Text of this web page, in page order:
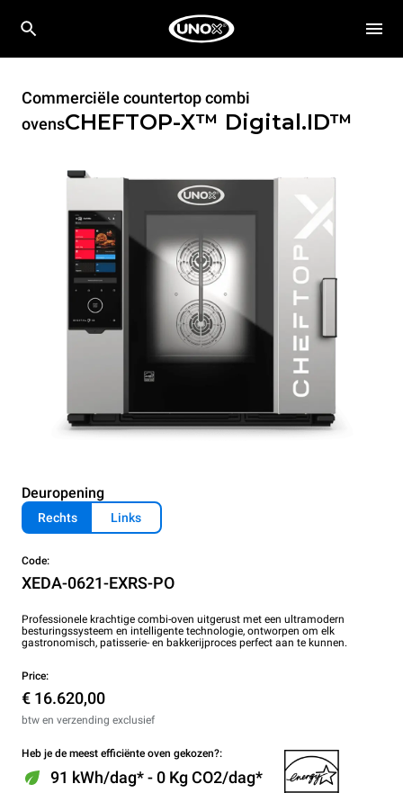
Commerciële countertop combi
ovensCHEFTOP-X™ Digital.ID™
Deuropening
Rechts Links
Code:
XEDA-0621-EXRS-PO
Professionele krachtige combi-oven uitgerust met een ultramodern
besturingssysteem en intelligente technologie, ontworpen om elk
gastronomisch, patisserie- en bakkerijproces perfect aan te kunnen.
Price:
€ 16.620,00
btw en verzending exclusief
Heb je de meest efficiënte oven gekozen?:
91 kWh/dag* - 0 Kg CO2/dag*